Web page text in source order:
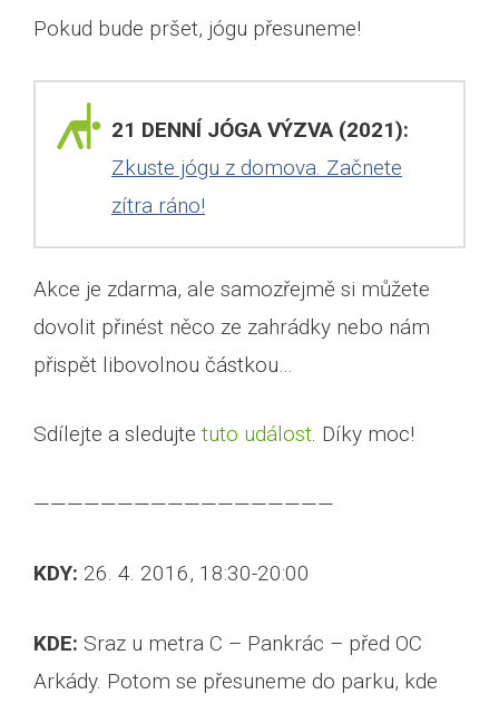
Pokud bude pršet, jógu přesuneme!
21 DENNÍ JÓGA VÝZVA (2021):
Zkuste jógu z domova. Začnete
zítra ráno!
Akce je zdarma, ale samozřejmě si můžete
dovolit přinést něco ze zahrádky nebo nám
přispět libovolnou částkou…
Sdílejte a sledujte tuto událost. Díky moc!
——————————————————
KDY: 26. 4. 2016, 18:30-20:00
KDE: Sraz u metra C – Pankrác – před OC
Arkády. Potom se přesuneme do parku, kde